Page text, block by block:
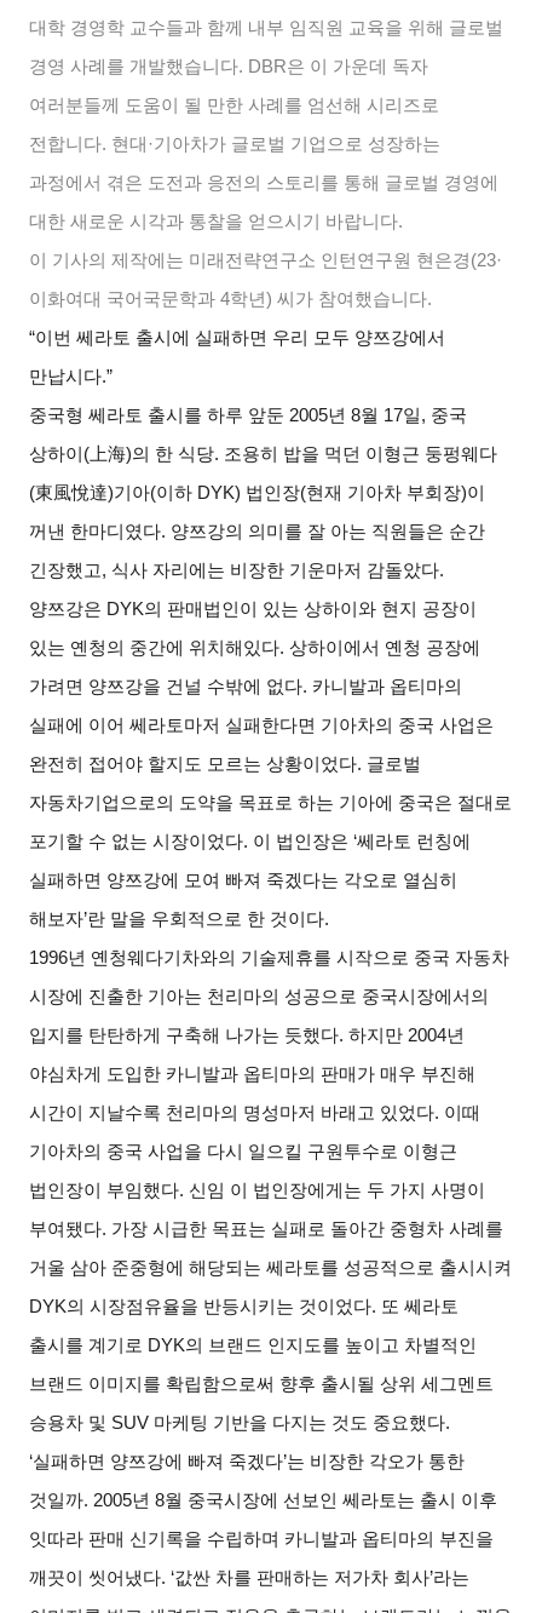
대학 경영학 교수들과 함께 내부 임직원 교육을 위해 글로벌
경영 사례를 개발했습니다. DBR은 이 가운데 독자
여러분들께 도움이 될 만한 사례를 엄선해 시리즈로
전합니다. 현대·기아차가 글로벌 기업으로 성장하는
과정에서 겪은 도전과 응전의 스토리를 통해 글로벌 경영에
대한 새로운 시각과 통찰을 얻으시기 바랍니다.
이 기사의 제작에는 미래전략연구소 인턴연구원 현은경(23·
이화여대 국어국문학과 4학년)씨가 참여했습니다.
“이번 쎄라토 출시에 실패하면 우리 모두 양쯔강에서
만납시다.”
중국형 쎄라토 출시를 하루 앞둔 2005년 8월 17일, 중국
상하이( 上海)의 한 식당. 조용히 밥을 먹던 이형근 둥펑웨다
(東風悅達)기아(이하 DYK) 법인장(현재 기아차 부회장)이
꺼낸 한마디였다. 양쯔강의 의미를 잘 아는 직원들은 순간
긴장했고, 식사 자리에는 비장한 기운마저 감돌았다.
양쯔강은 DYK의 판매법인이 있는 상하이와 현지 공장이
있는 옌청의 중간에 위치해있다.상하이에서 옌청 공장에
가려면 양쯔강을 건널 수밖에 없다. 카니발과 옵티마의
실패에 이어 쎄라토마저 실패한다면 기아차의 중국 사업은
완전히 접어야 할지도 모르는 상황이었다. 글로벌
자동차기업으로의 도약을 목표로 하는 기아에 중국은 절대로
포기할 수 없는 시장이었다. 이 법인장은 ‘쎄라토 런칭에
실패하면 양쯔강에 모여 빠져 죽겠다는 각오로 열심히
해보자’란 말을 우회적으로 한 것이다.
1996년 옌청웨다기차와의 기술제휴를 시작으로 중국 자동차
시장에 진출한 기아는 천리마의 성공으로 중국시장에서의
입지를 탄탄하게 구축해 나가는 듯했다.하지만 2004년
야심차게 도입한 카니발과 옵티마의 판매가 매우 부진해
시간이 지날수록 천리마의 명성마저 바래고 있었다. 이때
기아차의 중국 사업을 다시 일으킬 구원투수로 이형근
법인장이 부임했다. 신임 이 법인장에게는 두 가지 사명이
부여됐다. 가장 시급한 목표는 실패로 돌아간 중형차 사례를
거울 삼아 준중형에 해당되는 쎄라토를 성공적으로 출시시켜
DYK의 시장점유율을 반등시키는 것이었다. 또 쎄라토
출시를 계기로 DYK의 브랜드 인지도를 높이고 차별적인
브랜드 이미지를 확립함으로써 향후 출시될 상위 세그멘트
승용차 및 SUV 마케팅 기반을 다지는 것도 중요했다.
‘실패하면 양쯔강에 빠져 죽겠다’는 비장한 각오가 통한
것일까. 2005년 8월 중국시장에 선보인 쎄라토는 출시 이후
잇따라 판매 신기록을 수립하며 카니발과 옵티마의 부진을
깨끗이 씻어냈다. ‘값싼 차를 판매하는 저가차 회사’라는